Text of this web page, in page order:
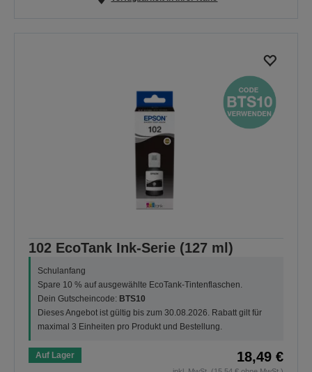
102 EcoTank Ink-Serie (127 ml)
Schulanfang
Spare 10 % auf ausgewählte EcoTank-Tintenflaschen.
Dein Gutscheincode: BTS10
Dieses Angebot ist gültig bis zum 30.08.2026. Rabatt gilt für
maximal 3 Einheiten pro Produkt und Bestellung.
Auf Lager 18,49 €